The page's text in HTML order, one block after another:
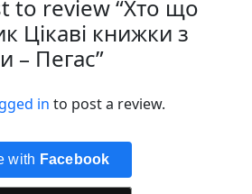
to review “Хто що
Цікаві книжки з
– Пегас”
in to post a review.
with Facebook